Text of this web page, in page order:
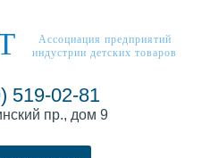
Ассоциация предприятий
индустрии детских товаров
519-02-81
пр., дом 9